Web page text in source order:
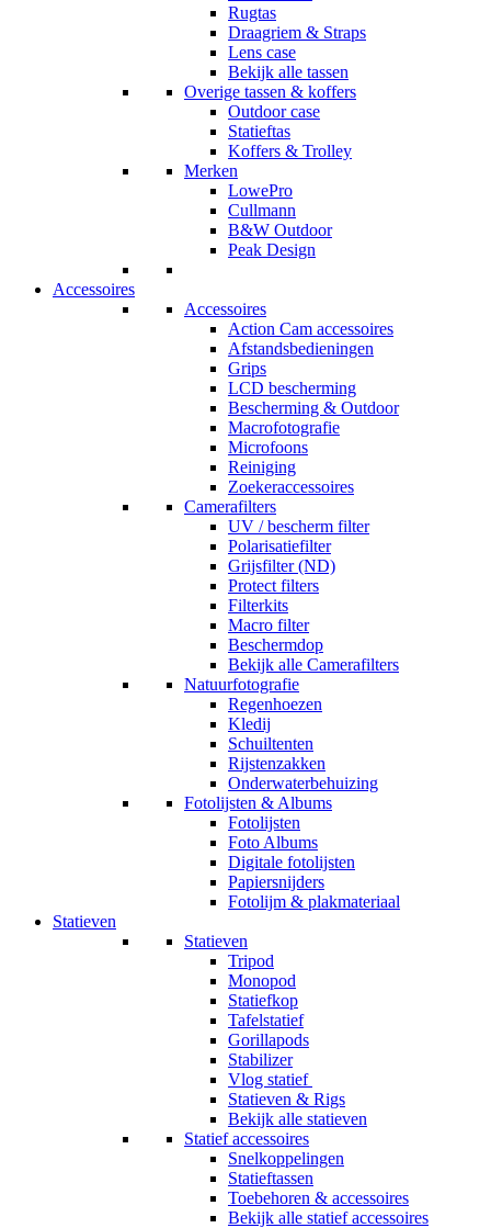
Rugtas
Draagriem & Straps
Lens case
Bekijk alle tassen
Overige tassen & koffers
Outdoor case
Statieftas
Koffers & Trolley
Merken
LowePro
Cullmann
B&W Outdoor
Peak Design
Accessoires
Accessoires
Action Cam accessoires
Afstandsbedieningen
Grips
LCD bescherming
Bescherming & Outdoor
Macrofotografie
Microfoons
Reiniging
Zoekeraccessoires
Camerafilters
UV / bescherm filter
Polarisatiefilter
Grijsfilter (ND)
Protect filters
Filterkits
Macro filter
Beschermdop
Bekijk alle Camerafilters
Natuurfotografie
Regenhoezen
Kledij
Schuiltenten
Rijstenzakken
Onderwaterbehuizing
Fotolijsten & Albums
Fotolijsten
Foto Albums
Digitale fotolijsten
Papiersnijders
Fotolijm & plakmateriaal
Statieven
Statieven
Tripod
Monopod
Statiefkop
Tafelstatief
Gorillapods
Stabilizer
Vlog statief
Statieven & Rigs
Bekijk alle statieven
Statief accessoires
Snelkoppelingen
Statieftassen
Toebehoren & accessoires
Bekijk alle statief accessoires